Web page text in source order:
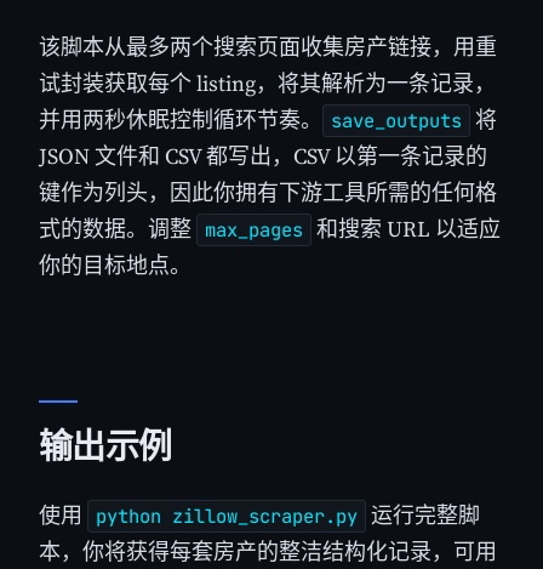
该脚本从最多两个搜索页面收集房产链接，用重
试封装获取每个 listing，将其解析为一条记录，
并用两秒休眠控制循环节奏。
save_outputs 将
JSON 文件和 CSV 都写出，CSV 以第一条记录的
键作为列头，因此你拥有下游工具所需的任何格
式的数据。调整 max_pages 和搜索 URL 以适应
你的目标地点。
输出示例
使用 python zillow_scraper.py 运行完整脚
本，你将获得每套房产的整洁结构化记录，可用